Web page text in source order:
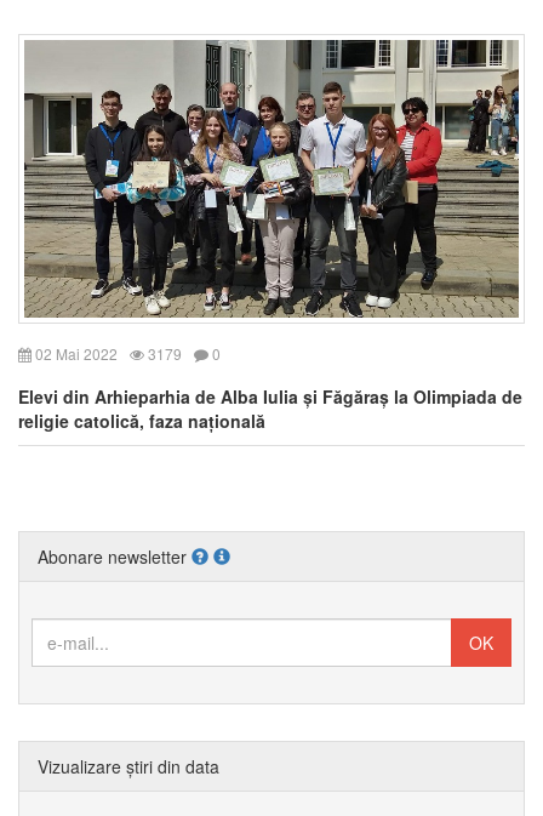
02 Mai 2022 3179 0
Elevi din Arhieparhia de Alba Iulia și Făgăraș la Olimpiada de
religie catolică, faza națională
Abonare newsletter
Vizualizare știri din data